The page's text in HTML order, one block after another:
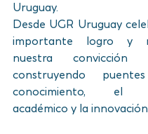
Uruguay.
Desde UGR Uruguay
importante logro y
nuestra convicción
construyendo
conocimiento, el
académico y la